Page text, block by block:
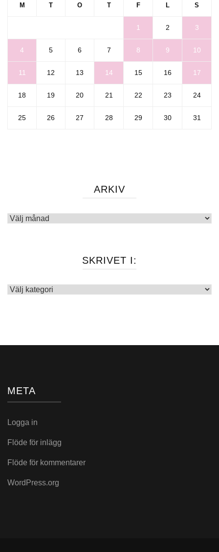
M T O T F L S
1 2 3
4 5 6 7 8 9 10
11 12 13 14 15 16 17
18 19 20 21 22 23 24
25 26 27 28 29 30 31
ARKIV
Arkiv
SKRIVET I:
Skrivet
META
Logga in
Flöde för inlägg
Flöde för kommentarer
WordPress.org